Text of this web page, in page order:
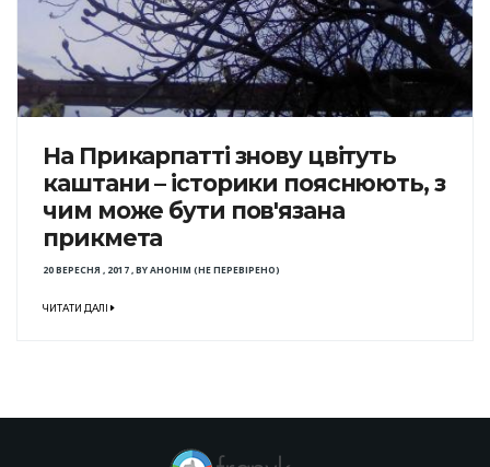
На Прикарпатті знову цвітуть
каштани – історики пояснюють, з
чим може бути пов'язана
прикмета
20 ВЕРЕСНЯ , 2017,BYАНОНІМ (НЕ ПЕРЕВІРЕНО)
ЧИТАТИ ДАЛІ